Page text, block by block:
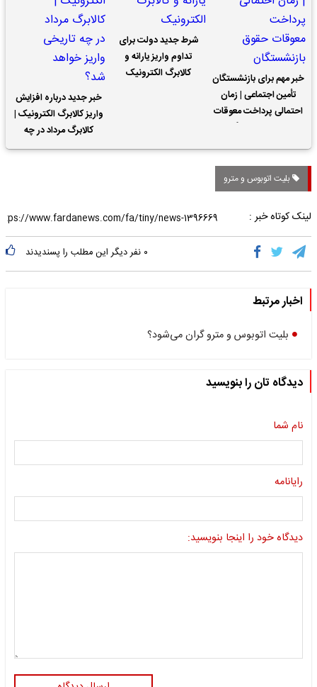
خبر مهم برای بازنشستگان
تأمین اجتماعی | زمان
احتمالی پرداخت معوقات
شرط جدید دولت برای
تداوم واریز یارانه و
کالابرگ الکترونیک
خبر جدید درباره افزایش
واریز کالابرگ الکترونیک |
کالابرگ مرداد در چه
تاریخی واریز خواهد شد؟
بلیت اتوبوس و مترو
لینک کوتاه خبر :
۰ نفر دیگر این مطلب را پسندیدند
اخبار مرتبط
بلیت اتوبوس و مترو گران می‌شود؟
دیدگاه تان را بنویسید
نام شما
رایانامه
دیدگاه خود را اینجا بنویسید: